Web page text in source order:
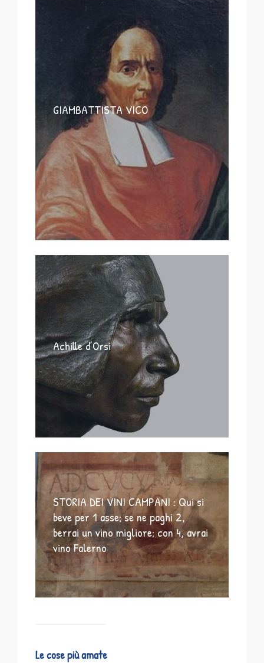
GIAMBATTISTA VICO
Achille d’Orsi
STORIA DEI VINI CAMPANI : Qui si
beve per 1 asse; se ne paghi 2,
berrai un vino migliore; con 4, avrai
vino Falerno
Le cose più amate